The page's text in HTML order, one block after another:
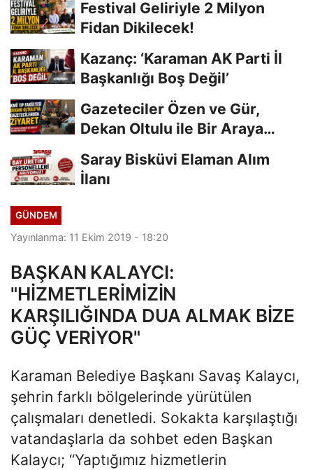
Festival Geliriyle 2 Milyon
Fidan Dikilecek!
Kazanç: ‘Karaman AK Parti İl
Başkanlığı Boş Değil’
Gazeteciler Özen ve Gür,
Dekan Oltulu ile Bir Araya
Saray Bisküvi Elaman Alım
İlanı
GÜNDEM
Yayınlanma: 11 Ekim 2019 - 18:20
BAŞKAN KALAYCI:
"HİZMETLERİMİZİN
KARŞILIĞINDA DUA ALMAK BİZE
GÜÇ VERİYOR"
Karaman Belediye Başkanı Savaş Kalaycı,
şehrin farklı bölgelerinde yürütülen
çalışmaları denetledi. Sokakta karşılaştığı
vatandaşlarla da sohbet eden Başkan
Kalaycı; “Yaptığımız hizmetlerin